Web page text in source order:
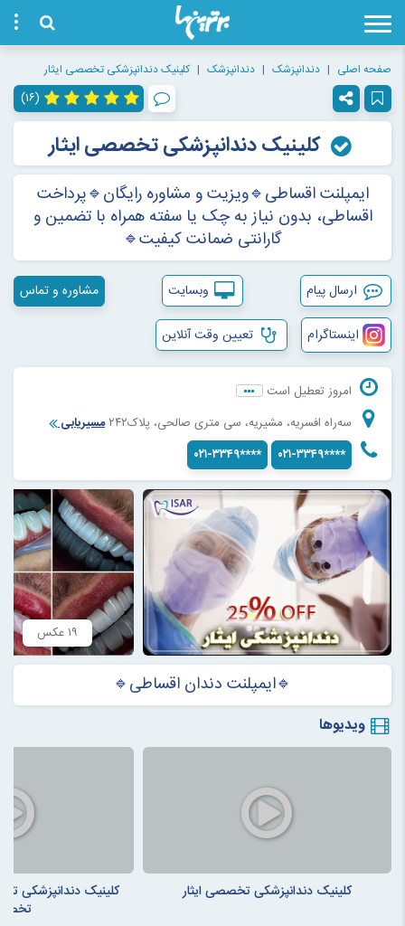
صفحه اصلی دندانپزشک دندانپزشک کلینیک دندانپزشکی تخصصی ایثار
(۱۶)
کلینیک دندانپزشکی تخصصی ایثار
ایمپلنت اقساطی🔹ویزیت و مشاوره رایگان🔹پرداخت
اقساطی، بدون نیاز به چک یا سفته همراه با تضمین و
گارانتی ضمانت کیفیت🔹
ارسال پیام وبسایت مشاوره و تماس
اینستاگرام تعیین وقت آنلاین
امروز تعطیل است
سه‌راه افسریه، مشیریه، سی متری صالحی، پلاک۲۴۲
مسیریابی
۰۲۱-۳۳۴۹****
۰۲۱-۳۳۴۹****
۱۹ عکس
🔹ایمپلنت دندان اقساطی🔹
ویدیوها
کلینیک دندانپزشکی تخصصی ایثار
کلینیک دندانپزشکی